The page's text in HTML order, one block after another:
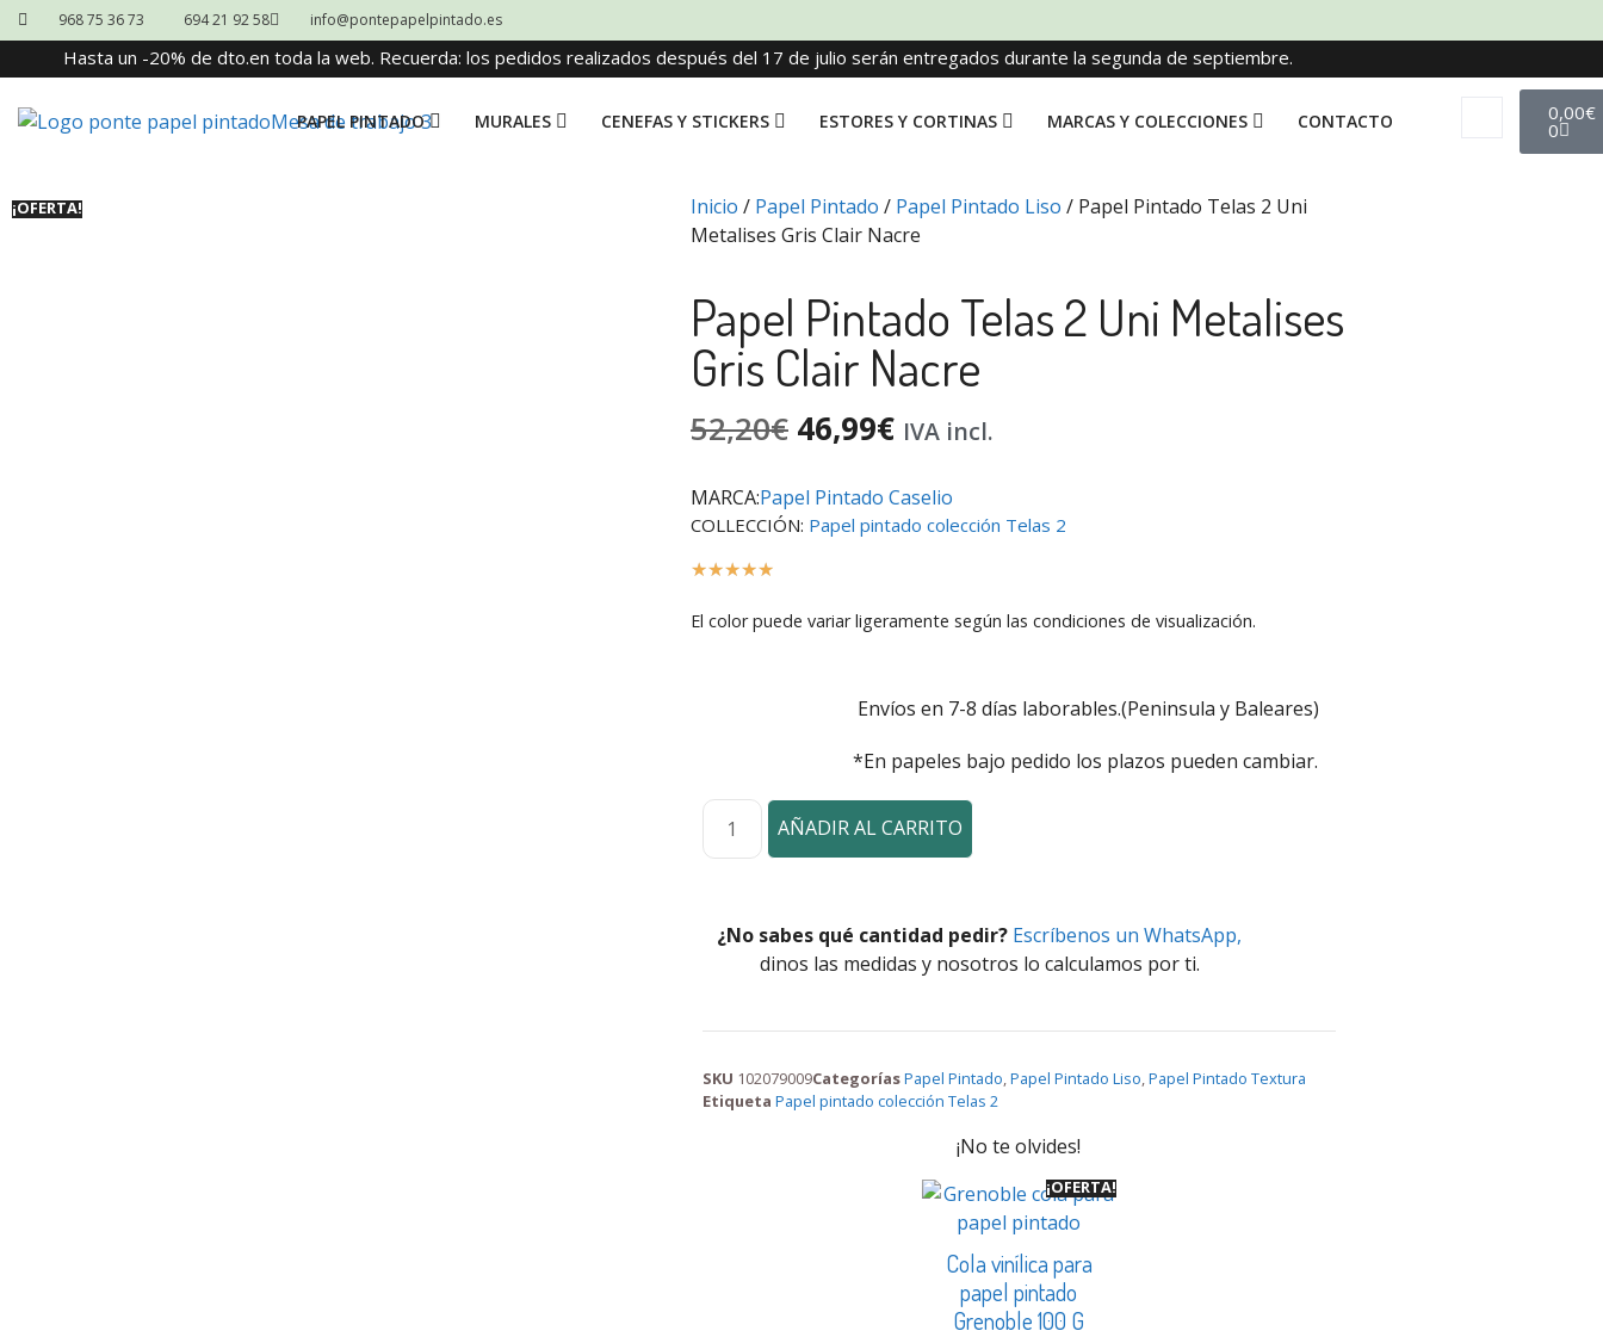
968 75 36 73 694 21 92 58 info@pontepapelpintado.es
Hasta un -20% de dto.en toda la web. Recuerda: los pedidos realizados después del 17 de julio serán entregados durante la segunda de septiembre.
PAPEL PINTADO MURALES CENEFAS Y STICKERS ESTORES Y CORTINAS MARCAS Y COLECCIONES CONTACTO 0,00€
0
¡OFERTA! Inicio / Papel Pintado / Papel Pintado Liso / Papel Pintado Telas 2 Uni
Metalises Gris Clair Nacre
Papel Pintado Telas 2 Uni Metalises
Gris Clair Nacre
52,20€ 46,99€ IVA incl.
MARCA:Papel Pintado Caselio
COLLECCIÓN: Papel pintado colección Telas 2
☆☆☆☆☆
El color puede variar ligeramente según las condiciones de visualización.
Envíos en 7-8 días laborables.(Peninsula y Baleares)
*En papeles bajo pedido los plazos pueden cambiar.
AÑADIR AL CARRITO
¿No sabes qué cantidad pedir? Escríbenos un WhatsApp,
dinos las medidas y nosotros lo calculamos por ti.
SKU 102079009CategoríasPapel Pintado,Papel Pintado Liso,Papel Pintado Textura
Etiqueta Papel pintado colección Telas 2
¡No te olvides!
¡OFERTA!
Cola vinílica para
papel pintado
Grenoble 100 G